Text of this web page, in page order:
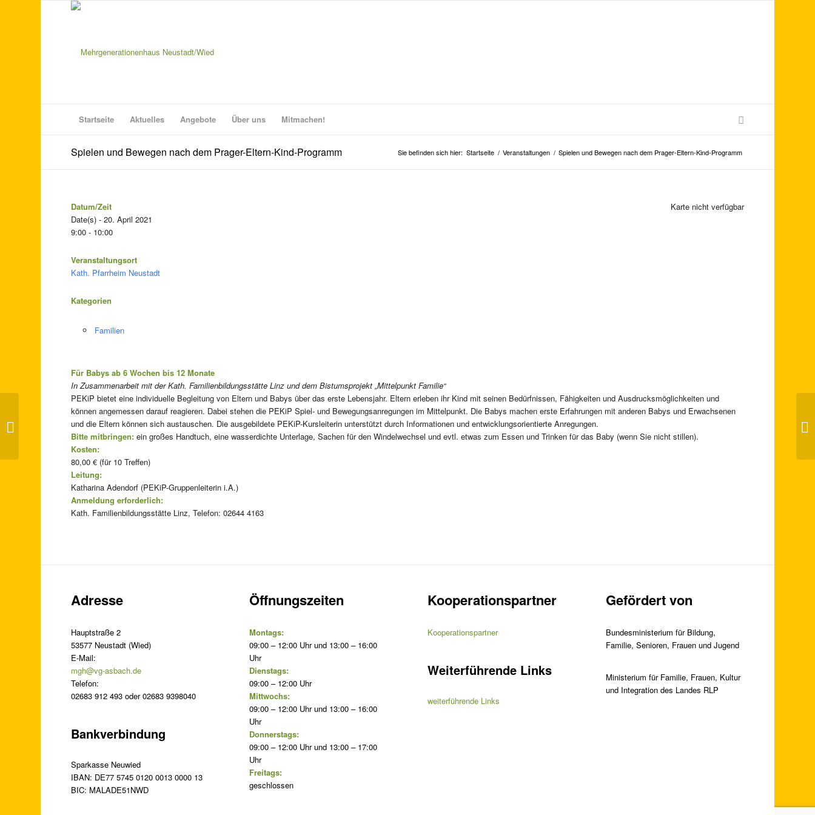
Startseite Aktuelles Angebote Über uns Mitmachen!
Spielen und Bewegen nach dem Prager-Eltern-Kind-Programm Sie befinden sich hier: Startseite / Veranstaltungen / Spielen und Bewegen nach dem Prager-Eltern-Kind-Programm
Karte nicht verfügbar
Datum/Zeit
Date(s) - 20. April 2021
9:00 - 10:00
Veranstaltungsort
Kath. Pfarrheim Neustadt
Kategorien
Familien
Für Babys ab 6 Wochen bis 12 Monate
In Zusammenarbeit mit der Kath. Familienbildungsstätte Linz und dem Bistumsprojekt „Mittelpunkt Familie“
PEKiP bietet eine individuelle Begleitung von Eltern und Babys über das erste Lebensjahr. Eltern erleben ihr Kind mit seinen Bedürfnissen, Fähigkeiten und Ausdrucksmöglichkeiten und
können angemessen darauf reagieren. Dabei stehen die PEKiP Spiel- und Bewegungsanregungen im Mittelpunkt. Die Babys machen erste Erfahrungen mit anderen Babys und Erwachsenen
und die Eltern können sich austauschen. Die ausgebildete PEKiP-Kursleiterin unterstützt durch Informationen und entwicklungsorientierte Anregungen.
Bitte mitbringen: ein großes Handtuch, eine wasserdichte Unterlage, Sachen für den Windelwechsel und evtl. etwas zum Essen und Trinken für das Baby (wenn Sie nicht stillen).
Kosten:
80,00 € (für 10 Treffen)
Leitung:
Katharina Adendorf (PEKiP-Gruppenleiterin i.A.)
Anmeldung erforderlich:
Kath. Familienbildungsstätte Linz, Telefon: 02644 4163
Adresse
Hauptstraße 2
53577 Neustadt (Wied)
E-Mail:
mgh@vg-asbach.de
Telefon:
02683 912 493 oder 02683 9398040
Bankverbindung
Sparkasse Neuwied
IBAN: DE77 5745 0120 0013 0000 13
BIC: MALADE51NWD
Öffnungszeiten
Montags:
09:00 – 12:00 Uhr und 13:00 – 16:00
Uhr
Dienstags:
09:00 – 12:00 Uhr
Mittwochs:
09:00 – 12:00 Uhr und 13:00 – 16:00
Uhr
Donnerstags:
09:00 – 12:00 Uhr und 13:00 – 17:00
Uhr
Freitags:
geschlossen
Kooperationspartner
Kooperationspartner
Weiterführende Links
weiterführende Links
Gefördert von
Bundesministerium für Bildung,
Familie, Senioren, Frauen und Jugend
Ministerium für Familie, Frauen, Kultur
und Integration des Landes RLP
Ausstellung „Lesen und Schreiben